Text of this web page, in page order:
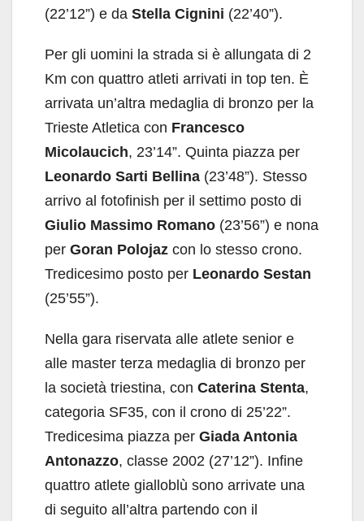
(22’12”) e da Stella Cignini (22’40”).
Per gli uomini la strada si è allungata di 2
Km con quattro atleti arrivati in top ten. È
arrivata un’altra medaglia di bronzo per la
Trieste Atletica con Francesco
Micolaucich, 23’14”. Quinta piazza per
Leonardo Sarti Bellina (23’48”). Stesso
arrivo al fotofinish per il settimo posto di
Giulio Massimo Romano (23’56”) e nona
per Goran Polojaz con lo stesso crono.
Tredicesimo posto per Leonardo Sestan
(25’55”).
Nella gara riservata alle atlete senior e
alle master terza medaglia di bronzo per
la società triestina, con Caterina Stenta,
categoria SF35, con il crono di 25’22”.
Tredicesima piazza per Giada Antonia
Antonazzo, classe 2002 (27’12”). Infine
quattro atlete gialloblù sono arrivate una
di seguito all’altra partendo con il